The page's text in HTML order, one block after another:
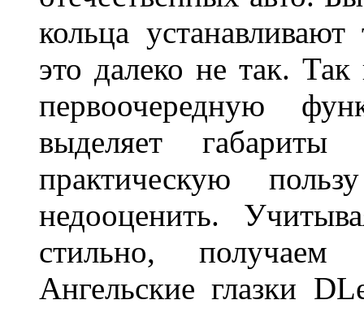
кольца
это далеко не так. Так
первоочередную
выделяет
практическую
недооценить.
стильно,
Ангельские глазки